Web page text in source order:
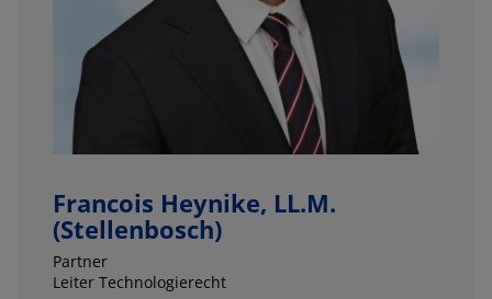
Francois Heynike, LL.M.
(Stellenbosch)
Partner
Leiter Technologierecht